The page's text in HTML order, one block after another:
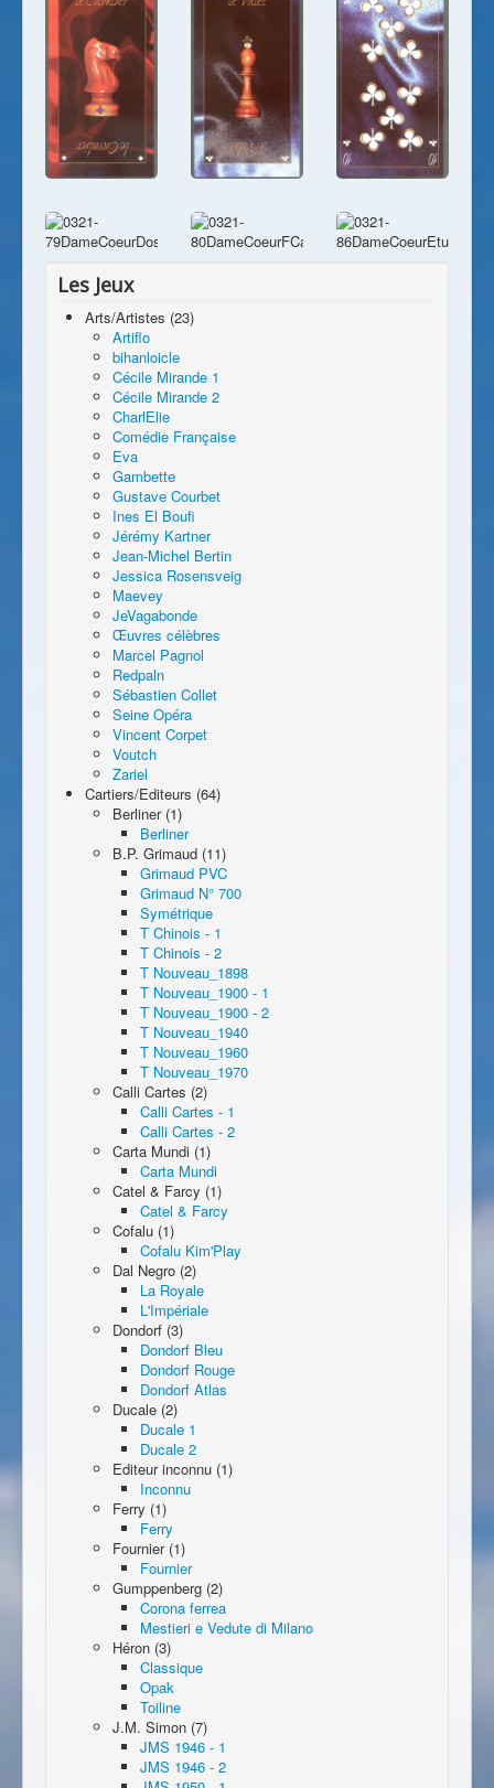
Les Jeux
Arts/Artistes (23)
Artiflo
bihanloicle
Cécile Mirande 1
Cécile Mirande 2
CharlElie
Comédie Française
Eva
Gambette
Gustave Courbet
Ines El Boufi
Jérémy Kartner
Jean-Michel Bertin
Jessica Rosensveig
Maevey
JeVagabonde
Œuvres célèbres
Marcel Pagnol
Redpaln
Sébastien Collet
Seine Opéra
Vincent Corpet
Voutch
Zariel
Cartiers/Editeurs (64)
Berliner (1)
Berliner
B.P. Grimaud (11)
Grimaud PVC
Grimaud N° 700
Symétrique
T Chinois - 1
T Chinois - 2
T Nouveau_1898
T Nouveau_1900 - 1
T Nouveau_1900 - 2
T Nouveau_1940
T Nouveau_1960
T Nouveau_1970
Calli Cartes (2)
Calli Cartes - 1
Calli Cartes - 2
Carta Mundi (1)
Carta Mundi
Catel & Farcy (1)
Catel & Farcy
Cofalu (1)
Cofalu Kim'Play
Dal Negro (2)
La Royale
L'Impériale
Dondorf (3)
Dondorf Bleu
Dondorf Rouge
Dondorf Atlas
Ducale (2)
Ducale 1
Ducale 2
Editeur inconnu (1)
Inconnu
Ferry (1)
Ferry
Fournier (1)
Fournier
Gumppenberg (2)
Corona ferrea
Mestieri e Vedute di Milano
Héron (3)
Classique
Opak
Toiline
J.M. Simon (7)
JMS 1946 - 1
JMS 1946 - 2